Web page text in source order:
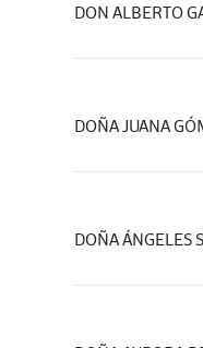
DON ALBERTO
DOÑA JUANA
DOÑA ÁNGELES